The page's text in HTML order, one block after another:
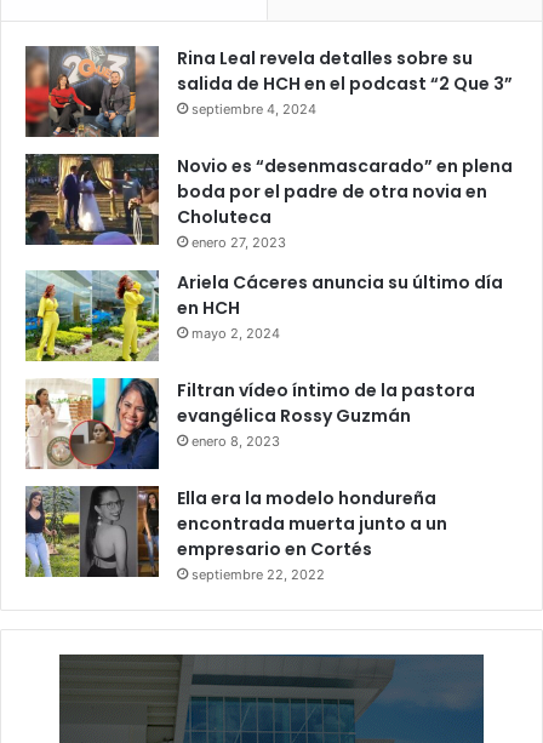
Rina Leal revela detalles sobre su
salida de HCH en el podcast “2 Que 3”
septiembre 4, 2024
Novio es “desenmascarado” en plena
boda por el padre de otra novia en
Choluteca
enero 27, 2023
Ariela Cáceres anuncia su último día
en HCH
mayo 2, 2024
Filtran vídeo íntimo de la pastora
evangélica Rossy Guzmán
enero 8, 2023
Ella era la modelo hondureña
encontrada muerta junto a un
empresario en Cortés
septiembre 22, 2022